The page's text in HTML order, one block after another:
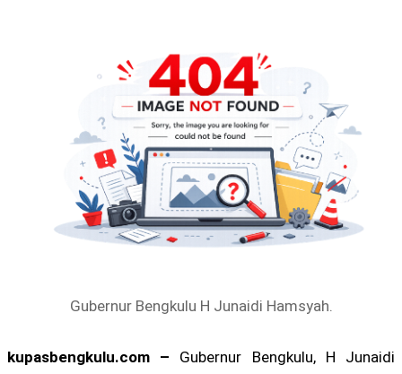
Gubernur Bengkulu H Junaidi Hamsyah.
kupasbengkulu.com – Gubernur Bengkulu, H Junaidi